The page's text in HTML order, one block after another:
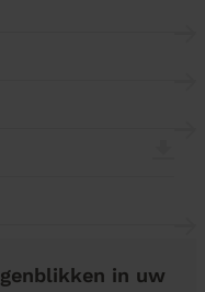
in uw